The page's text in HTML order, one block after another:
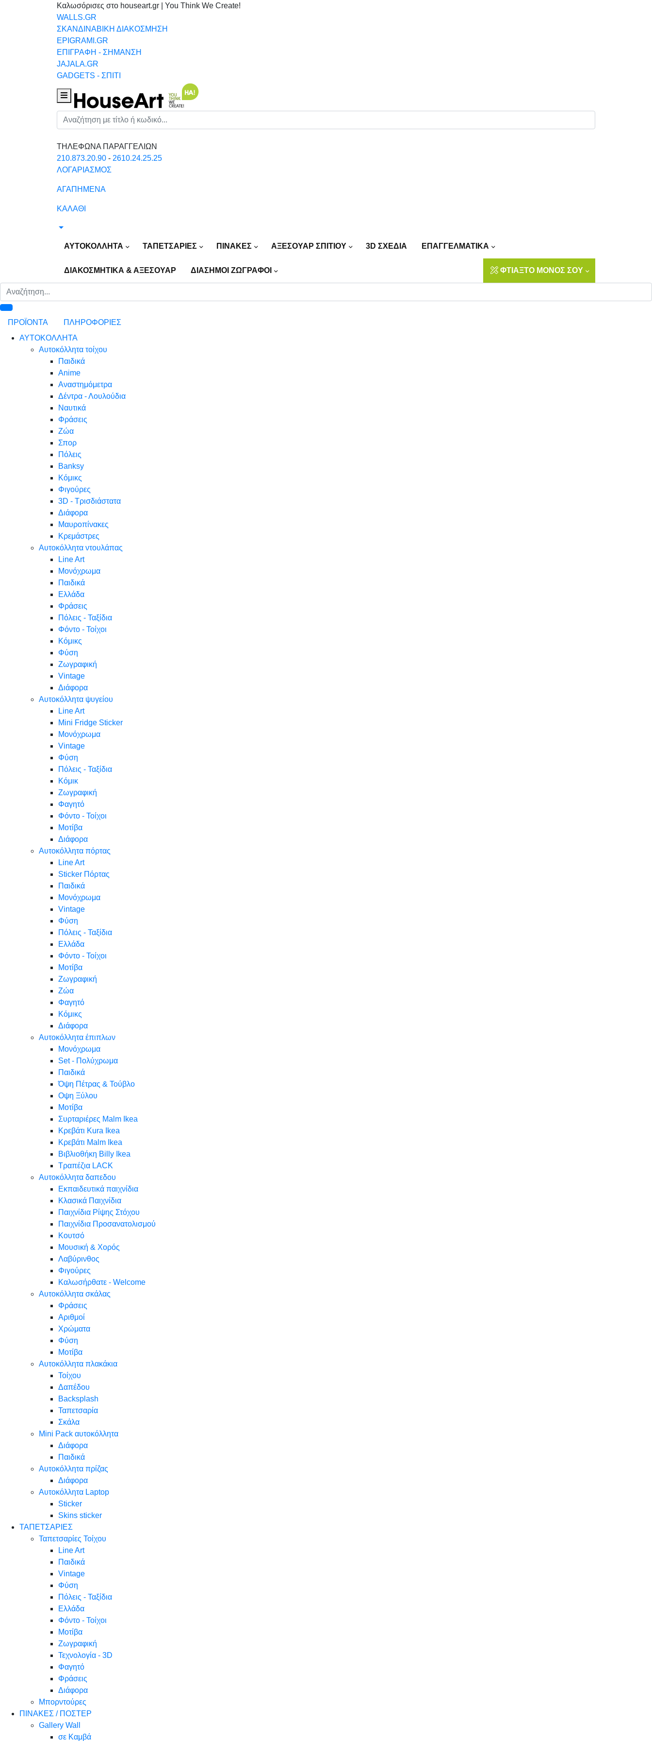
Καλωσόρισες στο houseart.gr | You Think We Create!
WALLS.GR
ΣΚΑΝΔΙΝΑΒΙΚΗ ΔΙΑΚΟΣΜΗΣΗ
EPIGRAMI.GR
ΕΠΙΓΡΑΦΗ - ΣΗΜΑΝΣΗ
JAJALA.GR
GADGETS - ΣΠΙΤΙ
Houseart Menu
Αναζήτηση
ΤΗΛΕΦΩΝΑ ΠΑΡΑΓΓΕΛΙΩΝ
210.873.20.90 - 2610.24.25.25
ΛΟΓΑΡΙΑΣΜΟΣ
ΑΓΑΠΗΜΕΝΑ
ΚΑΛΑΘΙ
ΑΥΤΟΚΟΛΛΗΤΑ ΤΑΠΕΤΣΑΡΙΕΣ ΠΙΝΑΚΕΣ ΑΞΕΣΟΥΑΡ ΣΠΙΤΙΟΥ 3D ΣΧΕΔΙΑ ΕΠΑΓΓΕΛΜΑΤΙΚΑ
ΔΙΑΚΟΣΜΗΤΙΚΑ & ΑΞΕΣΟΥΑΡ ΔΙΑΣΗΜΟΙ ΖΩΓΡΑΦΟΙ ΦΤΙΑΞΤΟ ΜΟΝΟΣ ΣΟΥ
ΠΡΟΪΟΝΤΑ
ΠΛΗΡΟΦΟΡΙΕΣ
ΑΥΤΟΚΟΛΛΗΤΑ
Αυτοκόλλητα τοίχου
Παιδικά
Anime
Αναστημόμετρα
Δέντρα - Λουλούδια
Ναυτικά
Φράσεις
Ζώα
Σπορ
Πόλεις
Banksy
Κόμικς
Φιγούρες
3D - Τρισδιάστατα
Διάφορα
Μαυροπίνακες
Κρεμάστρες
Αυτοκόλλητα ντουλάπας
Line Art
Μονόχρωμα
Παιδικά
Ελλάδα
Φράσεις
Πόλεις - Ταξίδια
Φόντο - Τοίχοι
Κόμικς
Φύση
Ζωγραφική
Vintage
Διάφορα
Αυτοκόλλητα ψυγείου
Line Art
Mini Fridge Sticker
Μονόχρωμα
Vintage
Φύση
Πόλεις - Ταξίδια
Κόμικ
Ζωγραφική
Φαγητό
Φόντο - Τοίχοι
Μοτίβα
Διάφορα
Αυτοκόλλητα πόρτας
Line Art
Sticker Πόρτας
Παιδικά
Μονόχρωμα
Vintage
Φύση
Πόλεις - Ταξίδια
Ελλάδα
Φόντο - Τοίχοι
Μοτίβα
Ζωγραφική
Ζώα
Φαγητό
Κόμικς
Διάφορα
Αυτοκόλλητα έπιπλων
Μονόχρωμα
Set - Πολύχρωμα
Παιδικά
Όψη Πέτρας & Τούβλο
Oψη Ξύλου
Μοτίβα
Συρταριέρες Malm Ikea
Κρεβάτι Kura Ikea
Κρεβάτι Malm Ikea
Βιβλιοθήκη Billy Ikea
Τραπέζια LACK
Αυτοκόλλητα δαπεδου
Εκπαιδευτικά παιχνίδια
Κλασικά Παιχνίδια
Παιχνίδια Ρίψης Στόχου
Παιχνίδια Προσανατολισμού
Κουτσό
Μουσική & Χορός
Λαβύρινθος
Φιγούρες
Καλωσήρθατε - Welcome
Αυτοκόλλητα σκάλας
Φράσεις
Αριθμοί
Χρώματα
Φύση
Μοτίβα
Αυτοκόλλητα πλακάκια
Τοίχου
Δαπέδου
Backsplash
Ταπετσαρία
Σκάλα
Mini Pack αυτοκόλλητα
Διάφορα
Παιδικά
Αυτοκόλλητα πρίζας
Διάφορα
Αυτοκόλλητα Laptop
Sticker
Skins sticker
ΤΑΠΕΤΣΑΡΙΕΣ
Ταπετσαρίες Τοίχου
Line Art
Παιδικά
Vintage
Φύση
Πόλεις - Ταξίδια
Ελλάδα
Φόντο - Τοίχοι
Μοτίβα
Ζωγραφική
Τεχνολογία - 3D
Φαγητό
Φράσεις
Διάφορα
Μπορντούρες
ΠΙΝΑΚΕΣ / ΠΟΣΤΕΡ
Gallery Wall
σε Καμβά